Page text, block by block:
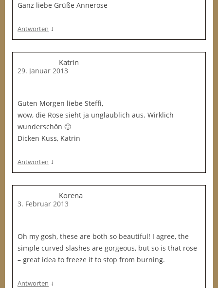
Ganz liebe Grüße Annerose
Antworten ↓
Katrin
29. Januar 2013
Guten Morgen liebe Steffi,
wow, die Rose sieht ja unglaublich aus. Wirklich
wunderschön 🙂
Dicken Kuss, Katrin
Antworten ↓
Korena
3. Februar 2013
Oh my gosh, these are both so beautiful! I agree, the
simple curved slashes are gorgeous, but so is that rose
– great idea to freeze it to stop from burning.
Antworten ↓